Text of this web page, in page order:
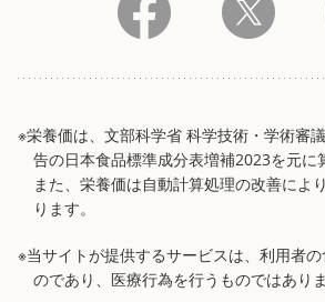
※栄養価は、文部科学省 科学技術・学術審
告の日本食品標準成分表増補2023を元に
また、栄養価は自動計算処理の改善によ
ります。
※当サイトが提供するサービスは、利用者
のであり、医療行為を行うものではありま